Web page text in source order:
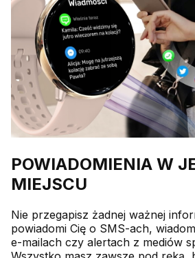
POWIADOMIENIA W
MIEJSCU
Nie przegapisz żadnej ważnej
powiadomi Cię o SMS-ach,
e-mailach czy alertach z mediów